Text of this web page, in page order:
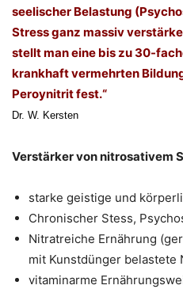
seelischer Belastung
Stress ganz massiv
stellt man eine bis zu 30-
krankhaft vermehrten
Peroynitrit fest.“
Dr. W. Kersten
Verstärker von nitrosativem
starke geistige und
Chronischer Stess,
Nitratreiche Ernährung
mit Kunstdünger belastete
vitaminarme